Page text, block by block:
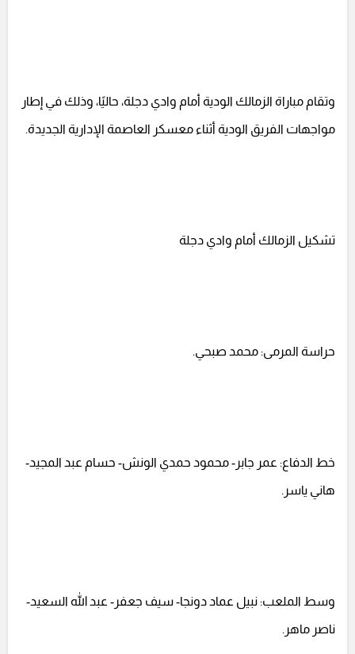
وتقام مباراة الزمالك الودية أمام وادي دجلة، حاليًا، وذلك في إطار
مواجهات الفريق الودية أثناء معسكر العاصمة الإدارية الجديدة.
تشكيل الزمالك أمام وادي دجلة
حراسة المرمى: محمد صبحي.
خط الدفاع: عمر جابر- محمود حمدي الونش- حسام عبد المجيد-
هاني ياسر.
وسط الملعب: نبيل عماد دونجا- سيف جعفر- عبد الله السعيد-
ناصر ماهر.